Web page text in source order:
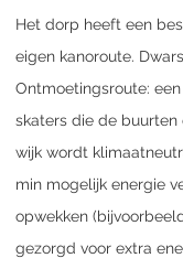
Het dorp heeft een
eigen kanoroute.
Ontmoetingsroute:
skaters die de buurten
wijk wordt
min mogelijk energie
opwekken
gezorgd voor extra